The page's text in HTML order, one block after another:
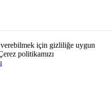
için gizliliğe uygun
politikamızı